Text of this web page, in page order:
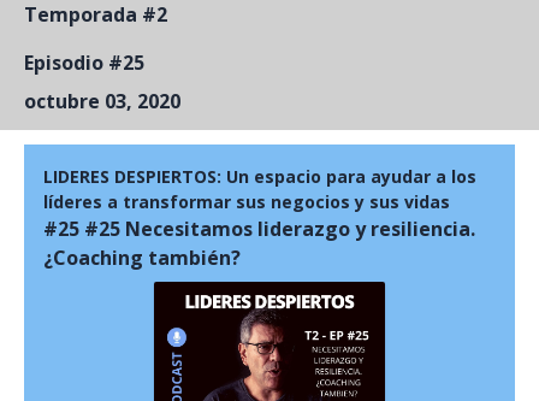
Temporada #2
Episodio #25
octubre 03, 2020